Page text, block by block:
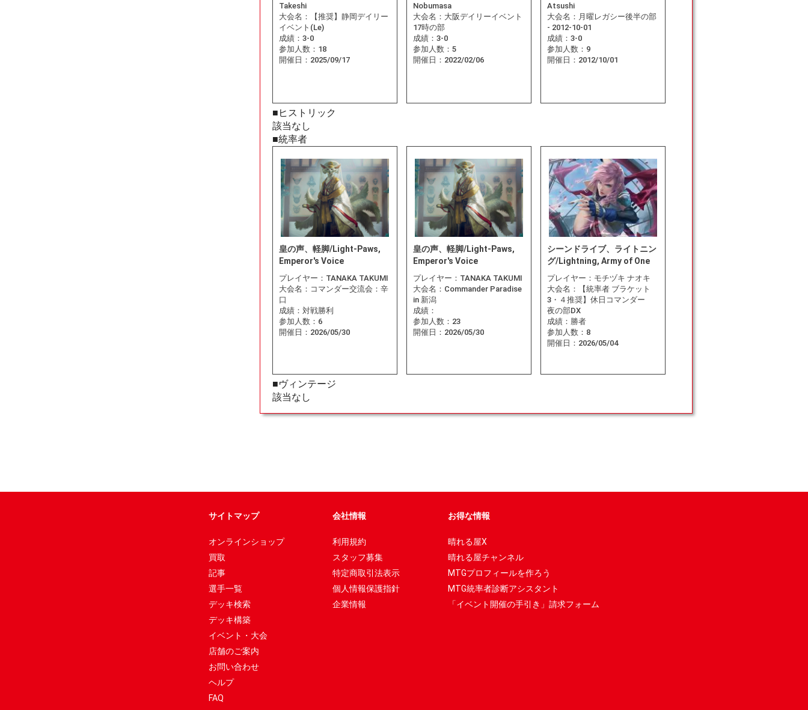
Takeshi
大会名：
【推奨】静岡デイリー
イベント(Le)
成績： 3-0
参加人数： 18
開催日： 2025/09/17
Nobumasa
大会名： 大阪デイリーイベント
17時の部
成績： 3-0
参加人数： 5
開催日： 2022/02/06
Atsushi
大会名： 月曜レガシー後半の部
- 2012-10-01
成績： 3-0
参加人数： 9
開催日： 2012/10/01
■ヒストリック
該当なし
■統率者
皇の声、軽脚/Light-Paws,
Emperor's Voice
プレイヤー： TANAKA TAKUMI
大会名： コマンダー交流会：辛
口
成績： 対戦勝利
参加人数： 6
開催日： 2026/05/30
皇の声、軽脚/Light-Paws,
Emperor's Voice
プレイヤー： TANAKA TAKUMI
大会名： Commander Paradise
in 新潟
成績：
参加人数： 23
開催日： 2026/05/30
シーンドライブ、ライトニン
グ/Lightning, Army of One
プレイヤー： モチヅキ ナオキ
大会名：
【統率者 ブラケット
3・４推奨】休日コマンダー
夜の部DX
成績： 勝者
参加人数： 8
開催日： 2026/05/04
■ヴィンテージ
該当なし
サイトマップ
オンラインショップ
買取
記事
選手一覧
デッキ検索
デッキ構築
イベント・大会
店舗のご案内
お問い合わせ
ヘルプ
FAQ
会社情報
利用規約
スタッフ募集
特定商取引法表示
個人情報保護指針
企業情報
お得な情報
晴れる屋X
晴れる屋チャンネル
MTGプロフィールを作ろう
MTG統率者診断アシスタント
「イベント開催の手引き」請求フォーム